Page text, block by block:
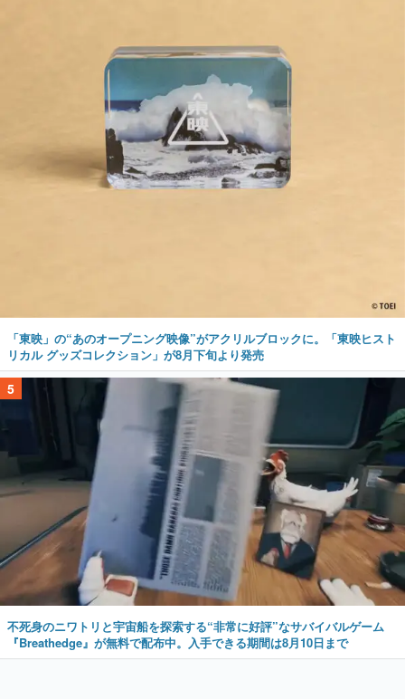
「東映」の“あのオープニング映像”がアクリルブロックに。「東映ヒスト
リカル グッズコレクション」が8月下旬より発売
5
不死身のニワトリと宇宙船を探索する“非常に好評”なサバイバルゲーム
『Breathedge』が無料で配布中。入手できる期間は8月10日まで